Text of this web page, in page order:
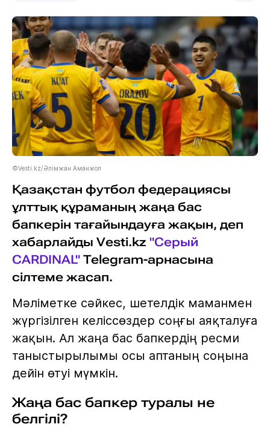
©Vesti.kz/Әлімжан Аманжол
Қазақстан футбол федерациясы
ұлттық құраманың жаңа бас
бапкерін тағайындауға жақын, деп
хабарлайды Vesti.kz "Серый
CARDINAL"Telegram-арнасына
сілтеме жасап.
Мәліметке сәйкес, шетелдік маманмен
жүргізілген келіссөздер соңғы аяқталуға
жақын. Ал жаңа бас бапкердің ресми
таныстырылымы осы аптаның соңына
дейін өтуі мүмкін.
Жаңа бас бапкер туралы не
белгілі?